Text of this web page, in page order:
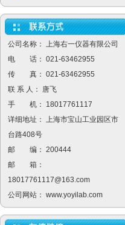
公司名称： 上海右一仪器有限公司
电 话： 021-63462955
传 真： 021-63462955
联 系 人： 唐飞
手 机： 18017761117
详细地址： 上海市宝山工业园区市
台路408号
邮 编： 200444
邮 箱：
18017761117@163.com
公司网站： www.yoyilab.com